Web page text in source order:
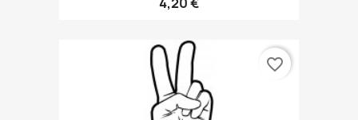
favorite_border